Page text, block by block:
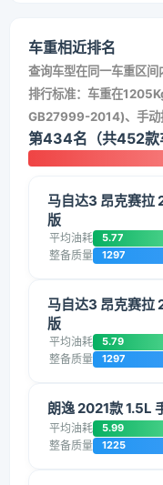
车重相近排名
查询车型在同一车重区间
排行标准：车重在
GB27999-2014)、手动
第434名（共452款
马自达3 昂克赛拉
版
平均油耗 5.77
整备质量 1297
马自达3 昂克赛拉
版
平均油耗 5.79
整备质量 1297
朗逸 2021款 1.5L
平均油耗 5.99
整备质量 1225